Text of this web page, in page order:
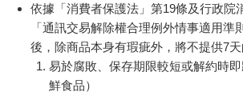
依據「消費者保護法」第19條及行政院
「通訊交易解除權合理例外情事適用準
後，除商品本身有瑕疵外，將不提供7天
易於腐敗、保存期限較短或解約時
鮮食品）